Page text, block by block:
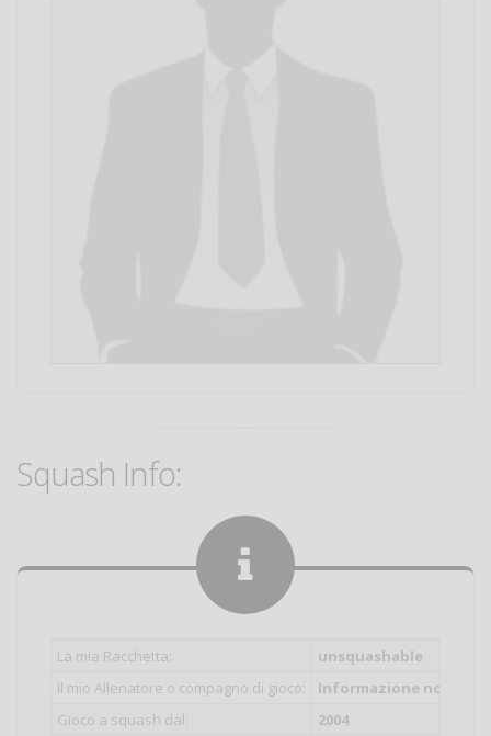
Squash Info:
La mia Racchetta:
unsquashable
Il mio Allenatore o compagno di gioco:
Informazione non
Gioco a squash dal:
2004